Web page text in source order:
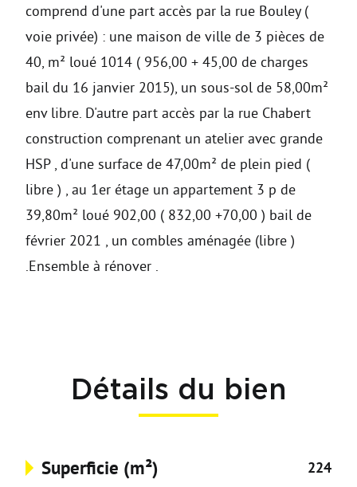
comprend d'une part accès par la rue Bouley (
voie privée) : une maison de ville de 3 pièces de
40, m² loué 1014 ( 956,00 + 45,00 de charges
bail du 16 janvier 2015), un sous-sol de 58,00m²
env libre. D'autre part accès par la rue Chabert
construction comprenant un atelier avec grande
HSP , d'une surface de 47,00m² de plein pied (
libre ) , au 1er étage un appartement 3 p de
39,80m² loué 902,00 ( 832,00 +70,00 ) bail de
février 2021 , un combles aménagée (libre )
.Ensemble à rénover .
Détails du bien
Superficie (m²) 224